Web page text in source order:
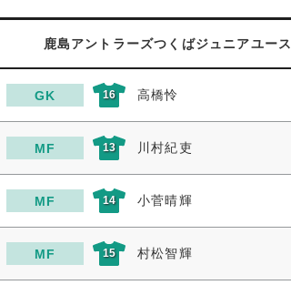
鹿島アントラーズつくばジュニアユース
GK 16 高橋怜
MF 13 川村紀吏
MF 14 小菅晴輝
MF 15 村松智輝